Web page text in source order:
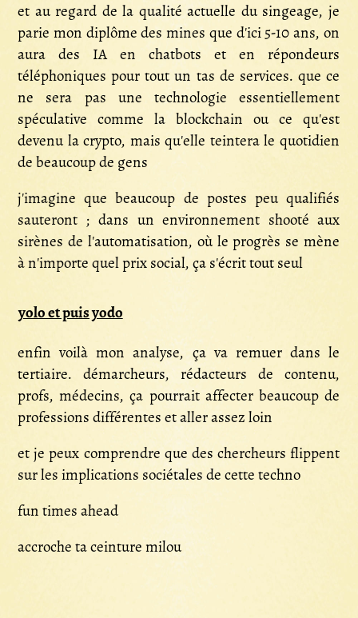
et au regard de la qualité actuelle du singeage, je
parie mon diplôme des mines que d'ici 5-10 ans, on
aura des IA en chatbots et en répondeurs
téléphoniques pour tout un tas de services. que ce
ne sera pas une technologie essentiellement
spéculative comme la blockchain ou ce qu'est
devenu la crypto, mais qu'elle teintera le quotidien
de beaucoup de gens
j'imagine que beaucoup de postes peu qualifiés
sauteront ; dans un environnement shooté aux
sirènes de l'automatisation, où le progrès se mène
à n'importe quel prix social, ça s'écrit tout seul
yolo et puis yodo
enfin voilà mon analyse, ça va remuer dans le
tertiaire. démarcheurs, rédacteurs de contenu,
profs, médecins, ça pourrait affecter beaucoup de
professions différentes et aller assez loin
et je peux comprendre que des chercheurs flippent
sur les implications sociétales de cette techno
fun times ahead
accroche ta ceinture milou